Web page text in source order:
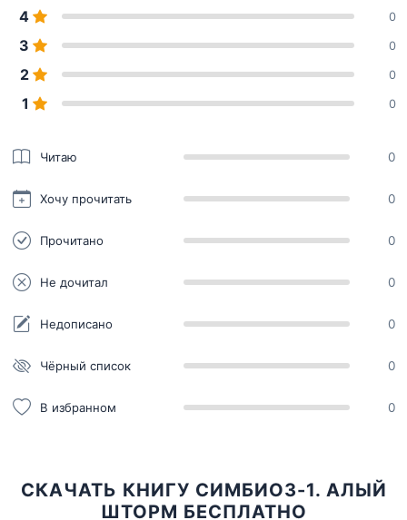
4 0
3 0
2 0
1 0
Читаю 0
Хочу прочитать 0
Прочитано 0
Не дочитал 0
Недописано 0
Чёрный список 0
В избранном 0
СКАЧАТЬ КНИГУ СИМБИОЗ-1. АЛЫЙ
ШТОРМ БЕСПЛАТНО